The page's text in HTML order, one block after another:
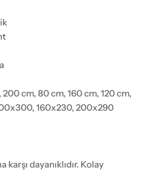
cm, 80 cm, 160 cm, 120 cm,
160x230, 200x290
karşı dayanıklıdır. Kolay